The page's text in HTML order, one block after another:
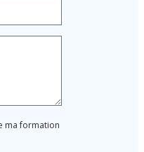
ma formation